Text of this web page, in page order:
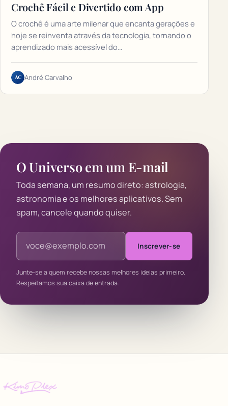
Crochê Fácil e Divertido com App
O crochê é uma arte milenar que encanta gerações e
hoje se reinventa através da tecnologia, tornando o
aprendizado mais acessível do…
AC André Carvalho
O Universo em um E-mail
Toda semana, um resumo direto: astrologia,
astronomia e os melhores aplicativos. Sem
spam, cancele quando quiser.
Endereço de e-mail
Inscrever-se
Junte-se a quem recebe nossas melhores ideias primeiro.
Respeitamos sua caixa de entrada.